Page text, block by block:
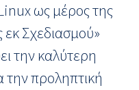
ως μέρος της
Σχεδιασμού»
την καλύτερη
την προληπτική